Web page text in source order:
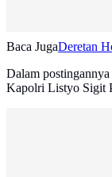
Baca JugaDeretan
Dalam
Kapolri Listyo Sigit